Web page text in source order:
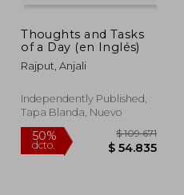
50%
Thoughts and Tasks
of a Day (en Inglés)
Rajput, Anjali
Independently Published,
Tapa Blanda, Nuevo